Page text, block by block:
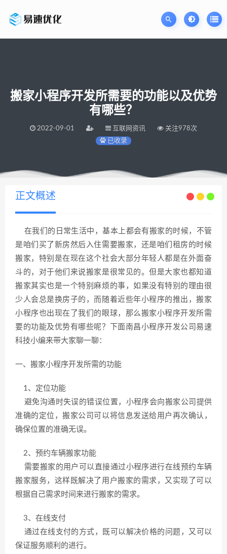
搬家小程序开发所需要的功能以及优势
有哪些？
2022-09-01 互联网资讯
关注978次
已收录
当前位置：易速网站优化公司 >搬家小程序开发所需要的功能以及优势有哪些？
正文概述
在我们的日常生活中，基本上都会有搬家的时候，不管
是咱们买了新房然后入住需要搬家，还是咱们租房的时候
搬家，特别是在现在这个社会大部分年轻人都是在外面奋
斗的，对于他们来说搬家是很常见的。但是大家也都知道
搬家其实也是一个特别麻烦的事，如果没有特别的理由很
少人会总是换房子的，而随着近些年小程序的推出，搬家
小程序也出现在了我们的眼球，那么搬家小程序开发所需
要的功能及优势有哪些呢？下面南昌小程序开发公司易速
科技小编来带大家聊一聊：
一、搬家小程序开发所需的功能
1、定位功能
避免沟通时失误的错误位置，小程序会向搬家公司提供
准确的定位，搬家公司可以将信息发送给用户再次确认，
确保位置的准确无误。
2、预约车辆搬家功能
需要搬家的用户可以直接通过小程序进行在线预约车辆
搬家服务，这样既解决了用户搬家的需求，又实现了可以
根据自己需求时间来进行搬家的需求。
3、在线支付
通过在线支付的方式，既可以解决价格的问题，又可以
保证服务顺利的进行。